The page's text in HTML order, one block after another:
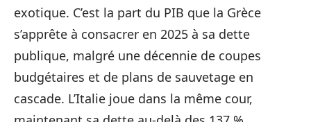
exotique. C’est la part du PIB que la Grèce
s’apprête à consacrer en 2025 à sa dette
publique, malgré une décennie de coupes
budgétaires et de plans de sauvetage en
cascade. L’Italie joue dans la même cour,